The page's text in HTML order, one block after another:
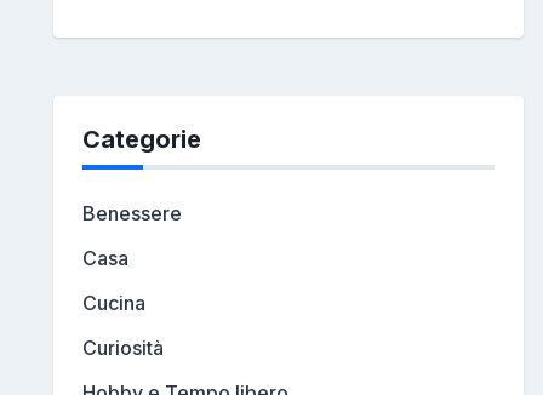
Categorie
Benessere
Casa
Cucina
Curiosità